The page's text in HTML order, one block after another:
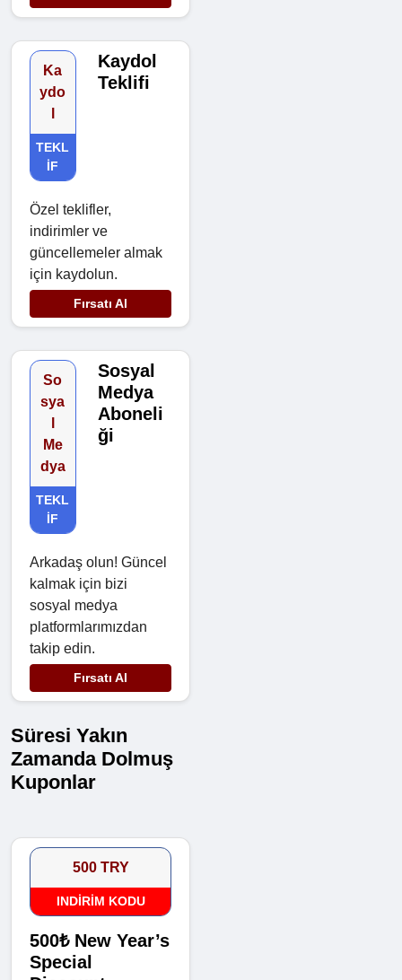
Ka
ydo
TEKL
IF
Kaydol
Teklifi
Özel teklifler,
indirimler ve
güncellemeler almak
için kaydolun.
Fırsatı Al
So
sya
Me
dya
TEKL
IF
Sosyal
Medya
Aboneli
ği
Arkadaş olun! Güncel
kalmak için bizi
sosyal medya
platformlarımızdan
takip edin.
Fırsatı Al
Süresi Yakın
Zamanda Dolmuş
Kuponlar
500 TRY
INDIRIM KODU
500₺ New Year’s
Special